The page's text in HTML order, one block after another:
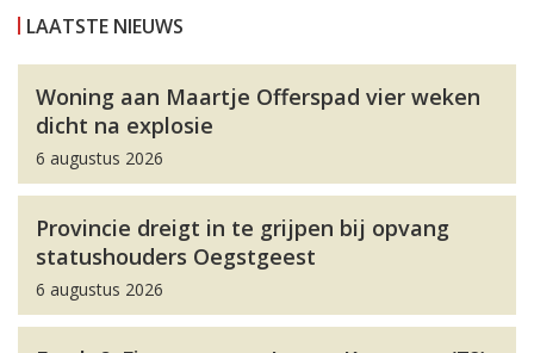
LAATSTE NIEUWS
Woning aan Maartje Offerspad vier weken
dicht na explosie
6 augustus 2026
Provincie dreigt in te grijpen bij opvang
statushouders Oegstgeest
6 augustus 2026